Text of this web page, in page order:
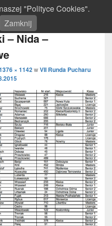
Nawigacja
obrazków
← Poprzedni Następny →
Pucharu
– Nida –
× 1142wVII Runda Pucharu
"Polityce Cookies".
Zamknij